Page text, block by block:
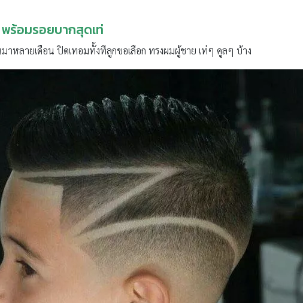
ร้อมรอยบากสุดเท่
าหลายเดือน ปิดเทอมทั้งทีลูกขอเลือก ทรงผมผู้ชาย เท่ๆ คูลๆ บ้าง